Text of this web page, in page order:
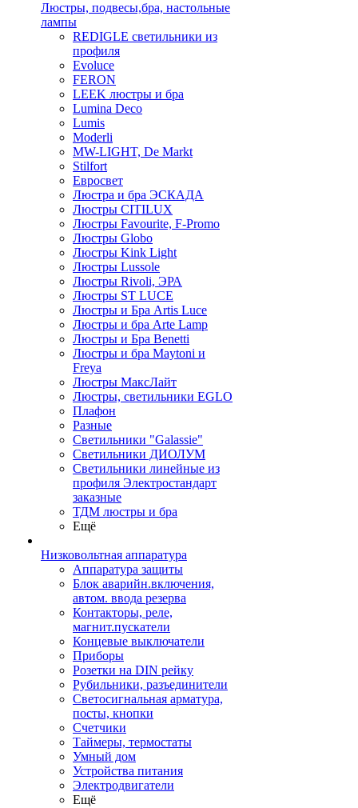
Люстры, подвесы,бра, настольные
лампы
REDIGLE светильники из
профиля
Evoluce
FERON
LEEK люстры и бра
Lumina Deco
Lumis
Moderli
MW-LIGHT, De Markt
Stilfort
Евросвет
Люстра и бра ЭСКАДА
Люстры CITILUX
Люстры Favourite, F-Promo
Люстры Globo
Люстры Kink Light
Люстры Lussole
Люстры Rivoli, ЭРА
Люстры ST LUCE
Люстры и Бра Artis Luce
Люстры и бра Arte Lamp
Люстры и Бра Benetti
Люстры и бра Maytoni и
Freya
Люстры МаксЛайт
Люстры, светильники EGLO
Плафон
Разные
Светильники "Galassie"
Светильники ДИОЛУМ
Светильники линейные из
профиля Электростандарт
заказные
ТДМ люстры и бра
Ещё
Низковольтная аппаратура
Аппаратура защиты
Блок аварийн.включения,
автом. ввода резерва
Контакторы, реле,
магнит.пускатели
Концевые выключатели
Приборы
Розетки на DIN рейку
Рубильники, разъединители
Светосигнальная арматура,
посты, кнопки
Счетчики
Таймеры, термостаты
Умный дом
Устройства питания
Электродвигатели
Ещё